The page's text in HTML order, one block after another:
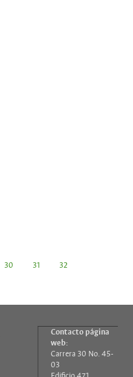
30 31 32
Contacto página
web:
Carrera 30 No. 45-
03